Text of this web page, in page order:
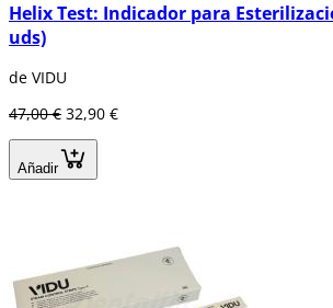
Helix Test: Indicador para
uds)
de VIDU
47,00 € 32,90 €
Añadir